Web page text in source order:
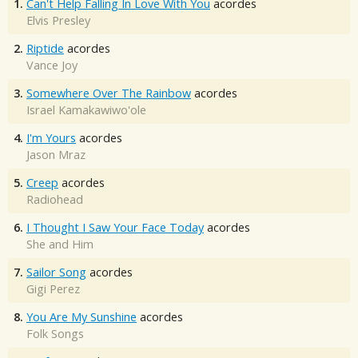
1. Can't Help Falling In Love With You acordes
Elvis Presley
2. Riptide acordes
Vance Joy
3. Somewhere Over The Rainbow acordes
Israel Kamakawiwo'ole
4. I'm Yours acordes
Jason Mraz
5. Creep acordes
Radiohead
6. I Thought I Saw Your Face Today acordes
She and Him
7. Sailor Song acordes
Gigi Perez
8. You Are My Sunshine acordes
Folk Songs